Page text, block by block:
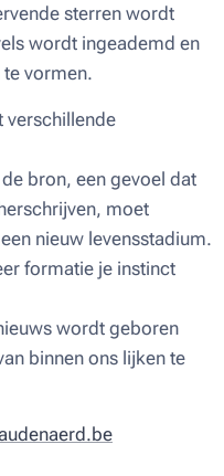
sterren wordt
wordt ingeademd en
vormen.
verschillende
bron, een gevoel dat
moet
nieuw levensstadium.
formatie je instinct
wordt geboren
binnen ons lijken te